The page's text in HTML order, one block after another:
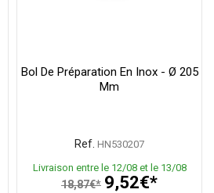
Bol De Préparation En Inox - Ø 205
Mm
Ref. HN530207
Livraison entre le 12/08 et le 13/08
18,87€* 9,52€*